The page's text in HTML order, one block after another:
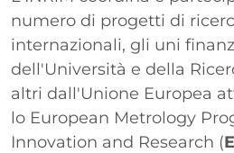
numero di progetti di
internazionali, gli uni
dell'Università e della
altri dall'Unione Europea
lo European Metrology
Innovation and Research (